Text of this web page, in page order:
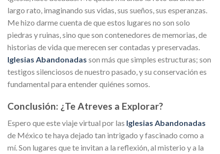
largo rato, imaginando sus vidas, sus sueños, sus esperanzas.
Me hizo darme cuenta de que estos lugares no son solo
piedras y ruinas, sino que son contenedores de memorias, de
historias de vida que merecen ser contadas y preservadas.
Iglesias Abandonadas son más que simples estructuras; son
testigos silenciosos de nuestro pasado, y su conservación es
fundamental para entender quiénes somos.
Conclusión: ¿Te Atreves a Explorar?
Espero que este viaje virtual por las Iglesias Abandonadas
de México te haya dejado tan intrigado y fascinado como a
mí. Son lugares que te invitan a la reflexión, al misterio y a la